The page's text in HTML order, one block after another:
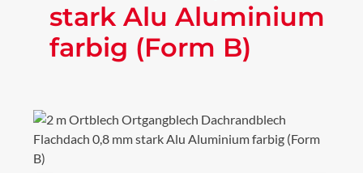
stark Alu Aluminium
farbig (Form B)
Bildergalerie überspringen